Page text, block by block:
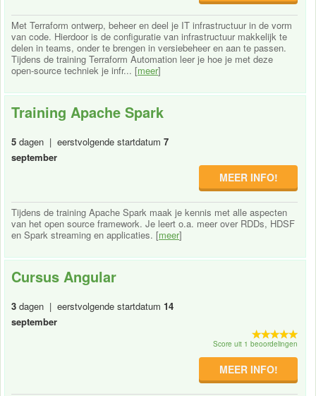
Met Terraform ontwerp, beheer en deel je IT infrastructuur in de vorm
van code. Hierdoor is de configuratie van infrastructuur makkelijk te
delen in teams, onder te brengen in versiebeheer en aan te passen.
Tijdens de training Terraform Automation leer je hoe je met deze
open-source techniek je infr... [meer]
Training Apache Spark
5 dagen | eerstvolgende startdatum 7
september
MEER INFO!
Tijdens de training Apache Spark maak je kennis met alle aspecten
van het open source framework. Je leert o.a. meer over RDDs, HDSF
en Spark streaming en applicaties. [meer]
Cursus Angular
3 dagen | eerstvolgende startdatum 14
september
Score uit 1 beoordelingen
MEER INFO!